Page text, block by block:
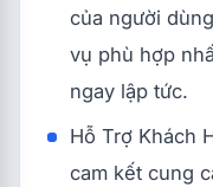
của người
vụ phù hợp
ngay lập tức.
Hỗ Trợ Khách
cam kết cung